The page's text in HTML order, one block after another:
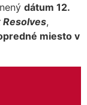
dátum 12.
Resolves,
miesto v